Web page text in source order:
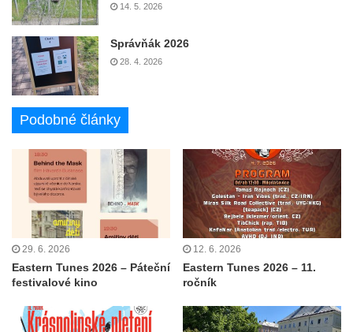
14. 5. 2026
Správňák 2026
28. 4. 2026
Podobné články
29. 6. 2026
Eastern Tunes 2026 – Páteční
festivalové kino
12. 6. 2026
Eastern Tunes 2026 – 11.
ročník